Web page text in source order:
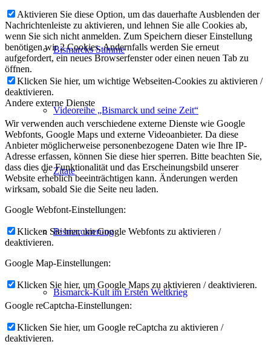
Bismarcks Stimme
Videoreihe „Bismarck und seine Zeit“
Zitate
Bismarckierung
Bismarck-Kult im Ersten Weltkrieg
Aktivieren Sie diese Option, um das dauerhafte Ausblenden der
Nachrichtenleiste zu aktivieren, und lehnen Sie alle Cookies ab,
wenn Sie sich nicht anmelden. Zum Speichern dieser Einstellung
benötigen wir 2 Cookies. Andernfalls werden Sie erneut
aufgefordert, ein neues Browserfenster oder einen neuen Tab zu
öffnen.
Klicken Sie hier, um wichtige Webseiten-Cookies zu aktivieren /
deaktivieren.
Andere externe Dienste
Wir verwenden auch verschiedene externe Dienste wie Google
Webfonts, Google Maps und externe Videoanbieter. Da diese
Anbieter möglicherweise personenbezogene Daten wie Ihre IP-
Adresse erfassen, können Sie diese hier sperren. Bitte beachten Sie,
dass dies die Funktionalität und das Erscheinungsbild unserer
Website erheblich beeinträchtigen kann. Änderungen werden
wirksam, sobald Sie die Seite neu laden.
Google Webfont-Einstellungen:
Klicken Sie hier, um Google Webfonts zu aktivieren /
deaktivieren.
Google Map-Einstellungen:
Klicken Sie hier, um Google Maps zu aktivieren / deaktivieren.
Google reCaptcha-Einstellungen:
Klicken Sie hier, um Google reCaptcha zu aktivieren /
deaktivieren.